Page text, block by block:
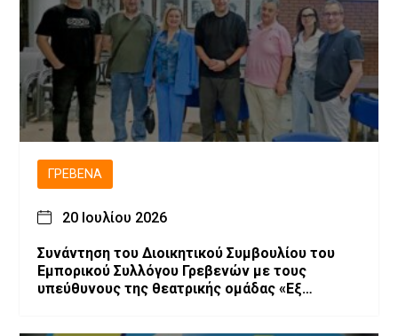
ΓΡΕΒΕΝΆ
20 Ιουλίου 2026
Συνάντηση του Διοικητικού Συμβουλίου του
Εμπορικού Συλλόγου Γρεβενών με τους
υπεύθυνους της θεατρικής ομάδας «Εξ